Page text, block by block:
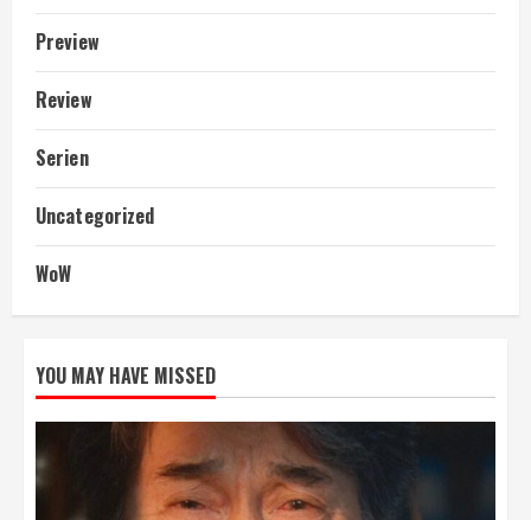
Preview
Review
Serien
Uncategorized
WoW
YOU MAY HAVE MISSED